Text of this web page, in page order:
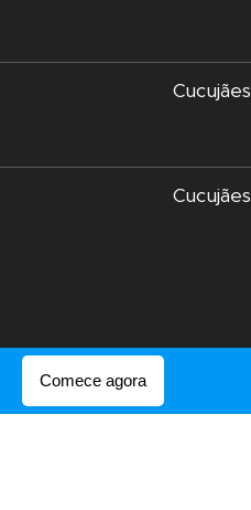
Cucujães
Cucujães
Comece agora